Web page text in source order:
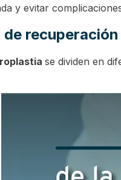
y evitar
de recuperación
se dividen en